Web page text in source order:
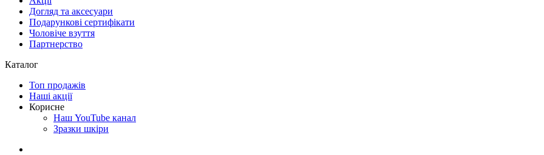
Догляд та аксесуари
Подарункові сертифікати
Чоловіче взуття
Партнерство
Каталог
Топ продажів
Наші акції
Корисне
Наш YouTube канал
Зразки шкіри